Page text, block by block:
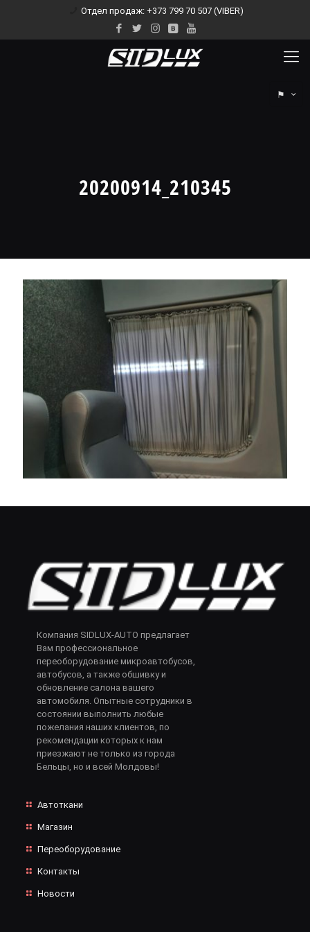
Отдел продаж: +373 799 70 507 (VIBER)
⚑
20200914_210345
Компания SIDLUX-AUTO предлагает
Вам профессиональное
переоборудование микроавтобусов,
автобусов, а также обшивку и
обновление салона вашего
автомобиля. Опытные сотрудники в
состоянии выполнить любые
пожелания наших клиентов, по
рекомендации которых к нам
приезжают не только из города
Бельцы, но и всей Молдовы!
Автоткани
Магазин
Переоборудование
Контакты
Новости